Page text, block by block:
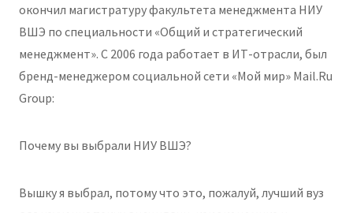
окончил магистратуру факультета менеджмента НИУ
ВШЭ по специальности «Общий и стратегический
менеджмент». С 2006 года работает в ИТ-отрасли, был
бренд-менеджером социальной сети «Мой мир» Mail.Ru
Group:
Почему вы выбрали НИУ ВШЭ?
Вышку я выбрал, потому что это, пожалуй, лучший вуз